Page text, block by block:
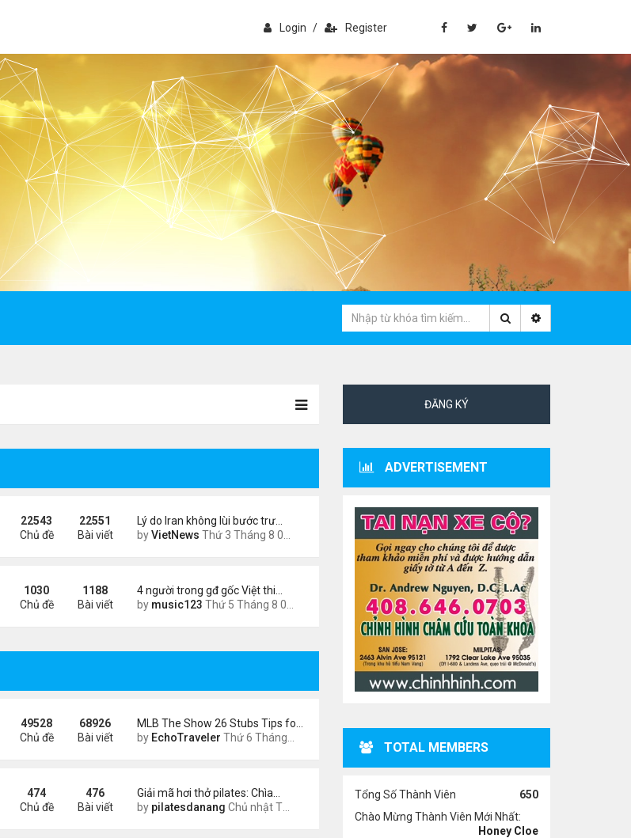
Login / Register
Lý do Iran không lùi bước trư…
byVietNews Thứ 3 Tháng 8 04, 2026 4:32 pm
22543
Chủ đề
22551
Bài viết
4 người trong gđ gốc Việt thi…
by music123 Thứ 5 Tháng 8 06, 2026 4:06 pm
1030
Chủ đề
1188
Bài viết
MLB The Show 26 Stubs Tips fo…
by EchoTraveler Thứ 6 Tháng 8 07, 2026 12:31 am
49528
Chủ đề
68926
Bài viết
Giải mã hơi thở pilates: Chìa…
by pilatesdanang Chủ nhật Tháng 7 27, 2025 12:57 pm
474
Chủ đề
476
Bài viết
ĐĂNG KÝ
ADVERTISEMENT
TOTAL MEMBERS
Tổng Số Thành Viên
650
Chào Mừng Thành Viên Mới Nhất:
Honey Cloe